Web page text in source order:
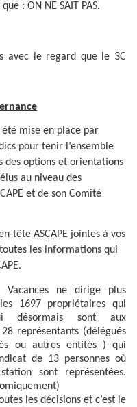
: ON NE SAIT PAS.
avec le regard que le 3C
mise en place par
pour tenir l’ensemble
des options et orientations
au niveau des
et de son Comité
tête ASCAPE jointes à vos
les informations qui
ne dirige plus
1697 propriétaires qui
désormais sont aux
représentants (délégués
ou autres entités ) qui
de 13 personnes où
sont représentées.
les décisions et c’est le